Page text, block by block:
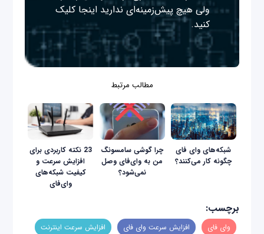
ولی هیچ پیش‌زمینه‌ای نداریداینجا کلیک
کنید.
مطالب مرتبط
شبکه‌های وای فای
چگونه کار می‌کنند؟
چرا گوشی سامسونگ
من به وای‌فای وصل
نمی‌شود؟
23 نکته کاربردی برای
افزایش سرعت و
کیفیت شبکه‌های
وای‌فای
برچسب:
وای فای افزایش سرعت وای فای افزایش سرعت اینترنت